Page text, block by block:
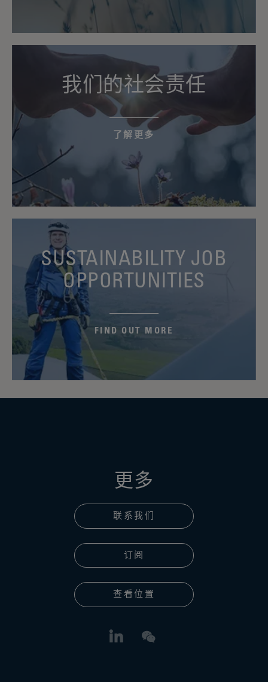
我们的社会责任
了解更多
SUSTAINABILITY JOB
OPPORTUNITIES
FIND OUT MORE
更多
联系我们
订阅
查看位置